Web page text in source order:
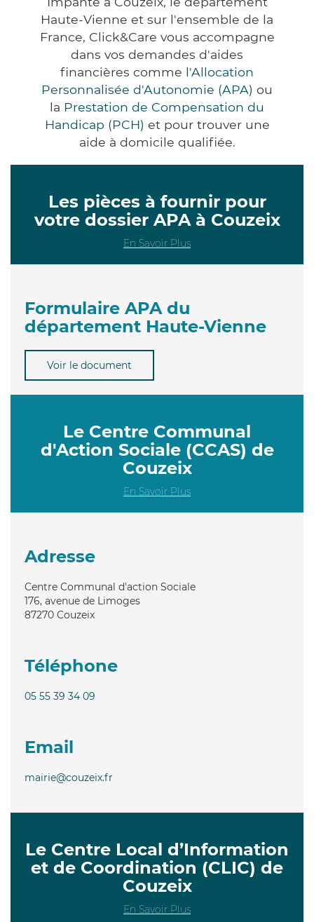
Haute-Vienne et sur l'ensemble de la
France, Click&Care vous accompagne
dans vos demandes d'aides
financières comme l'Allocation
Personnalisée d'Autonomie (APA) ou
la Prestation de Compensation du
Handicap (PCH) et pour trouver une
aide à domicile qualifiée.
Les pièces à fournir pour
votre dossier APA à Couzeix
En Savoir Plus
Formulaire APA du
département Haute-Vienne
Voir le document
Le Centre Communal
d'Action Sociale (CCAS) de
Couzeix
En Savoir Plus
Adresse
Centre Communal d'action Sociale
176, avenue de Limoges
87270 Couzeix
Téléphone
05 55 39 34 09
Email
mairie@couzeix.fr
Le Centre Local d’Information
et de Coordination (CLIC) de
Couzeix
En Savoir Plus